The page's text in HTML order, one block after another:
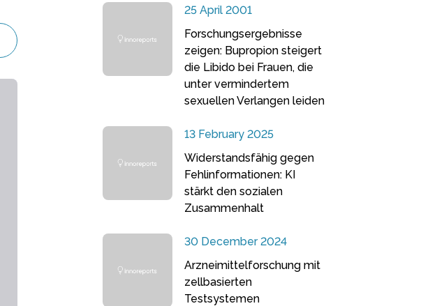
25 April 2001
Forschungsergebnisse
zeigen: Bupropion steigert
die Libido bei Frauen, die
unter vermindertem
sexuellen Verlangen leiden
13 February 2025
Widerstandsfähig gegen
Fehlinformationen: KI
stärkt den sozialen
Zusammenhalt
30 December 2024
Arzneimittelforschung mit
zellbasierten
Testsystemen